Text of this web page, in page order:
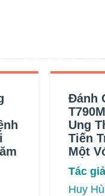
Đánh
Ung
Tiến
Một
Tác
Huy